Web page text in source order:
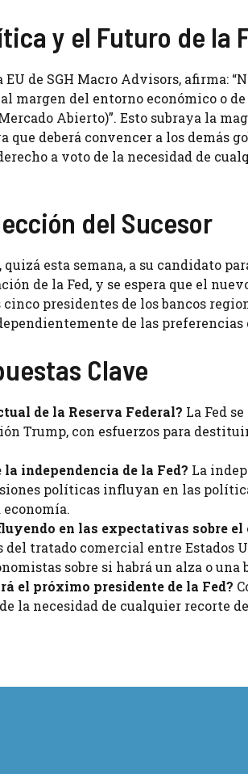
y el Futuro de la
de SGH Macro Advisors, afirma:
margen del entorno económico o
Abierto)”. Esto subraya la
que deberá convencer a los demás
a voto de la necesidad de
del Sucesor
esta semana, a su candidato
de la Fed, y se espera que el
cinco presidentes de los bancos
de las preferencias
Clave
de la Reserva Federal? La Fed
Trump, con esfuerzos para
independencia de la Fed? La
políticas influyan en las
en las expectativas sobre el
del tratado comercial entre Estados
sobre si habrá un alza o una
el próximo presidente de la Fed?
la necesidad de cualquier recorte